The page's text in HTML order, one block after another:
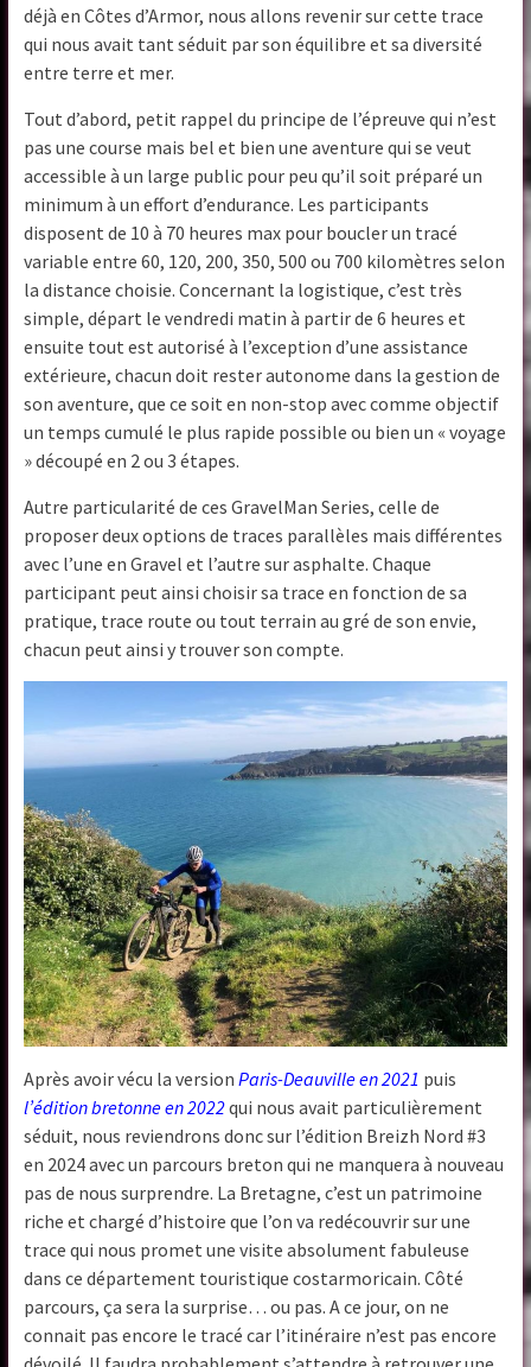
déjà en Côtes d’Armor, nous allons revenir sur cette trace
qui nous avait tant séduit par son équilibre et sa diversité
entre terre et mer.
Tout d’abord, petit rappel du principe de l’épreuve qui n’est
pas une course mais bel et bien une aventure qui se veut
accessible à un large public pour peu qu’il soit préparé un
minimum à un effort d’endurance. Les participants
disposent de 10 à 70 heures max pour boucler un tracé
variable entre 60, 120, 200, 350, 500 ou 700 kilomètres selon
la distance choisie. Concernant la logistique, c’est très
simple, départ le vendredi matin à partir de 6 heures et
ensuite tout est autorisé à l’exception d’une assistance
extérieure, chacun doit rester autonome dans la gestion de
son aventure, que ce soit en non-stop avec comme objectif
un temps cumulé le plus rapide possible ou bien un « voyage
» découpé en 2 ou 3 étapes.
Autre particularité de ces GravelMan Series, celle de
proposer deux options de traces parallèles mais différentes
avec l’une en Gravel et l’autre sur asphalte. Chaque
participant peut ainsi choisir sa trace en fonction de sa
pratique, trace route ou tout terrain au gré de son envie,
chacun peut ainsi y trouver son compte.
Après avoir vécu la versionParis-Deauville en 2021 puis
l’édition bretonne en 2022qui nous avait particulièrement
séduit, nous reviendrons donc sur l’édition Breizh Nord #3
en 2024 avec un parcours breton qui ne manquera à nouveau
pas de nous surprendre. La Bretagne, c’est un patrimoine
riche et chargé d’histoire que l’on va redécouvrir sur une
trace qui nous promet une visite absolument fabuleuse
dans ce département touristique costarmoricain. Côté
parcours, ça sera la surprise… ou pas. A ce jour, on ne
connait pas encore le tracé car l’itinéraire n’est pas encore